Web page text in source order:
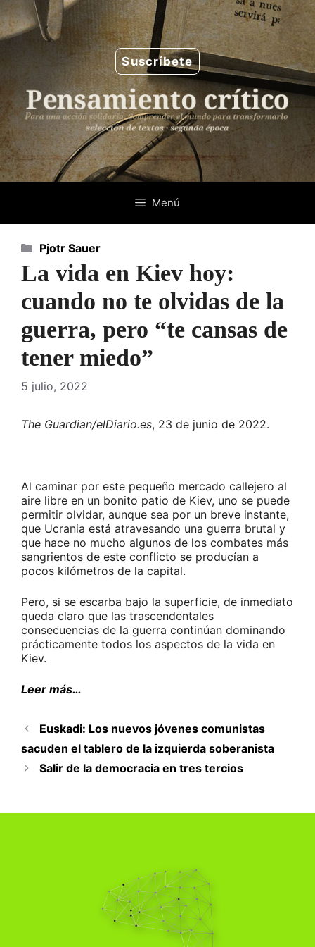
Saltar
al
contenido
Suscríbete
Menú
La vida en Kiev hoy:
cuando no te olvidas de la
guerra, pero “te cansas de
tener miedo”
5 julio, 2022
The Guardian/elDiario.es, 23 de junio de 2022.
Al caminar por este pequeño mercado callejero al
aire libre en un bonito patio de Kiev, uno se puede
permitir olvidar, aunque sea por un breve instante,
que Ucrania está atravesando una guerra brutal y
que hace no mucho algunos de los combates más
sangrientos de este conflicto se producían a
pocos kilómetros de la capital.
Pero, si se escarba bajo la superficie, de inmediato
queda claro que las trascendentales
consecuencias de la guerra continúan dominando
prácticamente todos los aspectos de la vida en
Kiev.
Leer más…
Categorías
Pjotr Sauer
Euskadi: Los nuevos jóvenes comunistas
sacuden el tablero de la izquierda soberanista
Salir de la democracia en tres tercios